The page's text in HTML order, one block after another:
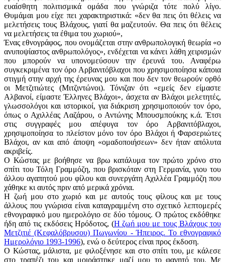
ευαίσθητη πολιτισμικά ομάδα που γνώριζα τότε πολύ λίγο.
Θυμάμαι μου είχε πει χαρακτηριστικά: «δεν θα πεις ότι θέλεις να
μελετήσεις τους Βλάχους, γιατί θα μαζευτούν. Θα πεις ότι θέλεις
να μελετήσεις τα έθιμα του χωριού»,
Ένας εθνογράφος, που ονομάζεται στην ανθρωπολογική θεωρία «ο
ανυποψίαστος ανθρωπολόγος», ενδέχεται να κάνει λάθη χειρισμών
που μπορούν να υπονομεύσουν την έρευνά του. Αναφέρω
συγκεκριμένα τον όρο Αρβανιτόβλαχοι που χρησιμοποίησα κάποια
στιγμή στην αρχή της έρευνας μου και που δεν τον θεωρούν ορθό
οι Μετζιτιώτες (Μιτζιντώνοι). Τόνιζαν ότι «εμείς δεν είμαστε
Αλβανοί, είμαστε Έλληνες Βλάχοι», άσχετα αν Βλάχοι μελετητές,
γλωσσολόγοι και ιστορικοί, για διάκριση χρησιμοποιούν τον όρο,
όπως ο Αχιλλέας Λαζάρου, ο Αντώνης Μπουσμπούκης κ.ά. Έτσι
στις συγγραφές μου απέφυγα τον όρο Αρβανιτόβλαχοι,
χρησιμοποίησα το πλείστον μόνο τον όρο Βλάχοι ή Φαρσεριώτες
Βλάχοι, αν και από άποψη «ομαδοποιήσεων» δεν ήταν απόλυτα
ακριβείς.
Ο Κώστας με βοήθησε να βρω κατάλυμα τον πρώτο χρόνο στο
σπίτι του Τόλη Γραμμόζη, που βρισκόταν στη Γερμανία, γιου του
άλλου αγαπητού μου φίλου και συνεργάτη Αχιλλέα Γραμμόζη που
χάθηκε κι αυτός πριν από μερικά χρόνια.
Η ζωή μου στο χωριό και με αυτούς τους φίλους και με τους
άλλους που γνώρισα είναι καταγραμμένη στο σχετικό λεπτομερές
εθνογραφικό μου ημερολόγιο σε δύο τόμους. Ο πρώτος εκδόθηκε
ήδη από τις εκδόσεις Ηρόδοτος, (Η ζωή μου με τους Βλάχους του
Μετζιτιέ (Κεφαλόβρυσου) Πωγωνίου - Ήπειρος. Το εθνογραφικό
Ημερολόγιο 1993-1996), ενώ ο δεύτερος είναι προς έκδοση.
Ο Κώστας, μάλιστα, με φιλοξένησε και στο σπίτι του, με κάλεσε
στο τραπέζι του και μοιράστηκε μαζί μου το φαγητό του. Με